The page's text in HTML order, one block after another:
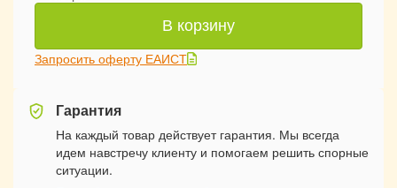
В корзину
Запросить оферту ЕАИСТ
Гарантия
На каждый товар действует гарантия. Мы всегда
идем навстречу клиенту и помогаем решить спорные
ситуации.